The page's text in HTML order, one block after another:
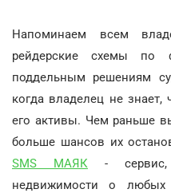
Напоминаем всем
рейдерские схемы по
поддельным решениям
когда владелец не знает,
его активы. Чем раньше
больше шансов их
SMS МАЯК - сервис,
недвижимости о любых